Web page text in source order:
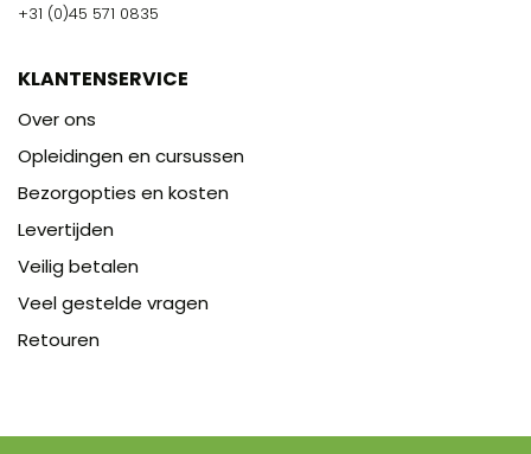
+31 (0)45 571 0835
KLANTENSERVICE
Over ons
Opleidingen en cursussen
Bezorgopties en kosten
Levertijden
Veilig betalen
Veel gestelde vragen
Retouren